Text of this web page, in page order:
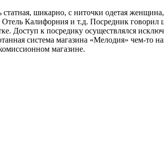
шикарно, с ниточки одетая
Калифорния и т.д. Посредник говорил
Доступ к посредику осуществлялся
система магазина «Мелодия» чем-то
магазине.